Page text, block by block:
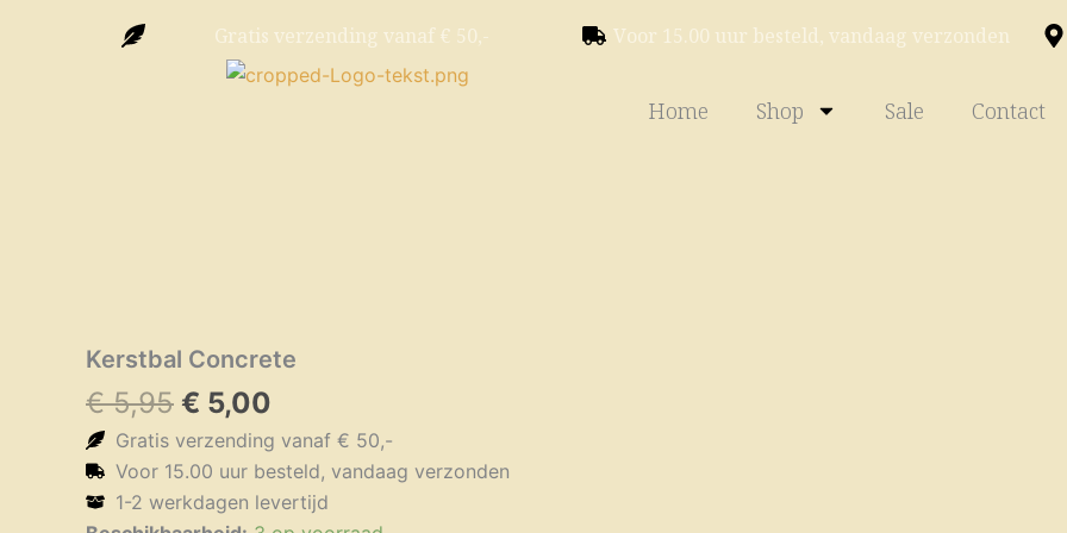
Gratis verzending vanaf € 50,- Voor 15.00 uur besteld, vandaag verzonden
Home Shop Sale Contact
Kerstbal Concrete
€5,95 Oorspronkelijke
prijs
was:
€ 5,95.
€ 5,00
prijs
is:
€ 5,00.
Gratis verzending vanaf € 50,-
Voor 15.00 uur besteld, vandaag verzonden
1-2 werkdagen levertijd
Kerstbal